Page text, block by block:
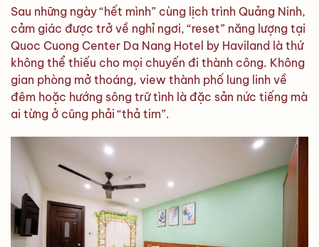
Sau những ngày “hết mình” cùng lịch trình Quảng Ninh,
cảm giác được trở về nghỉ ngơi, “reset” năng lượng tại
Quoc Cuong Center Da Nang Hotel by Haviland là thứ
không thể thiếu cho mọi chuyến đi thành công. Không
gian phòng mở thoáng, view thành phố lung linh về
đêm hoặc hướng sông trữ tình là đặc sản nức tiếng mà
ai từng ở cũng phải “thả tim”.